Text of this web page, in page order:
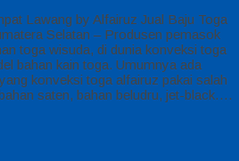
Lawang by Alfairuz Jual Baju Toga
Selatan – Produsen pemasok
toga wisuda, di dunia konveksi toga
bahan kain toga. Umumnya ada
konveksi toga alfairuz pakai salah
saten, bahan beludru, jet-black….